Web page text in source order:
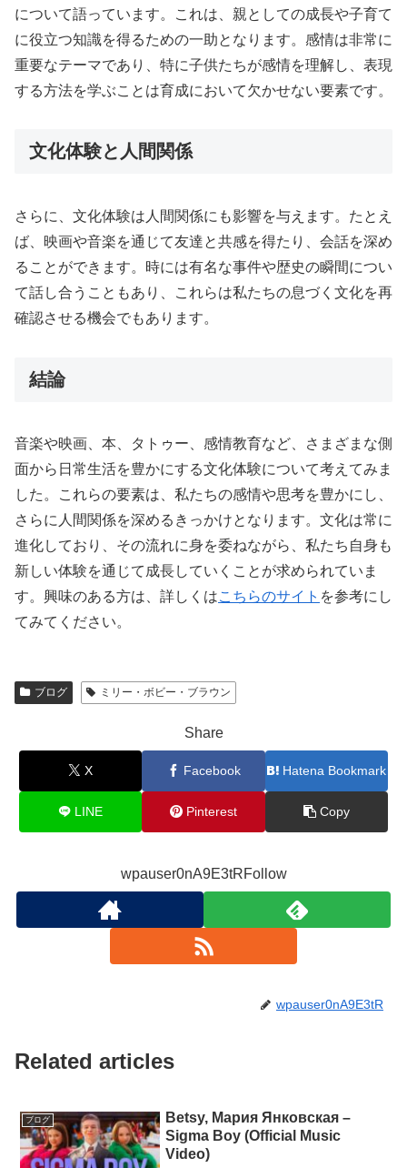
について語っています。これは、親としての成長や子育て
に役立つ知識を得るための一助となります。感情は非常に
重要なテーマであり、特に子供たちが感情を理解し、表現
する方法を学ぶことは育成において欠かせない要素です。
文化体験と人間関係
さらに、文化体験は人間関係にも影響を与えます。たとえ
ば、映画や音楽を通じて友達と共感を得たり、会話を深め
ることができます。時には有名な事件や歴史の瞬間につい
て話し合うこともあり、これらは私たちの息づく文化を再
確認させる機会でもあります。
結論
音楽や映画、本、タトゥー、感情教育など、さまざまな側
面から日常生活を豊かにする文化体験について考えてみま
した。これらの要素は、私たちの感情や思考を豊かにし、
さらに人間関係を深めるきっかけとなります。文化は常に
進化しており、その流れに身を委ねながら、私たち自身も
新しい体験を通じて成長していくことが求められていま
す。興味のある方は、詳しくはこちらのサイト を参考にし
てみてください。
ブログ ミリー・ボビー・ブラウン
Share
X Facebook Hatena Bookmark
LINE Pinterest Copy
wpauser0nA9E3tRFollow
wpauser0nA9E3tR
Related articles
ブログ
Betsy, Мария Янковская –
Sigma Boy (Official Music
Video)